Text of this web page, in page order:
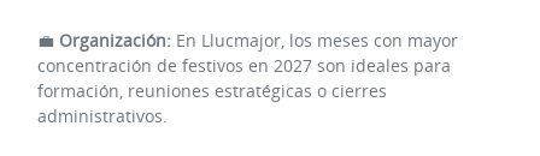
💼 Organización: En Llucmajor, los meses con mayor
concentración de festivos en 2027 son ideales para
formación, reuniones estratégicas o cierres
administrativos.